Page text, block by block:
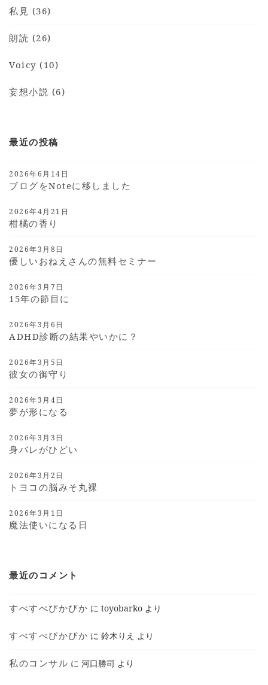
私見 (36)
朗読 (26)
Voicy (10)
妄想小説 (6)
最近の投稿
2026年6月14日
ブログをnoteに移しました
2026年4月21日
柑橘の香り
2026年3月8日
優しいおねえさんの無料セミナー
2026年3月7日
15年の節目に
2026年3月6日
ADHD診断の結果やいかに？
2026年3月5日
彼女の御守り
2026年3月4日
夢が形になる
2026年3月3日
身バレがひどい
2026年3月2日
トヨコの脳みそ丸裸
2026年3月1日
魔法使いになる日
最近のコメント
すべすべぴかぴか にtoyobarko より
すべすべぴかぴか に鈴木りえ より
私のコンサル に河口勝司 より